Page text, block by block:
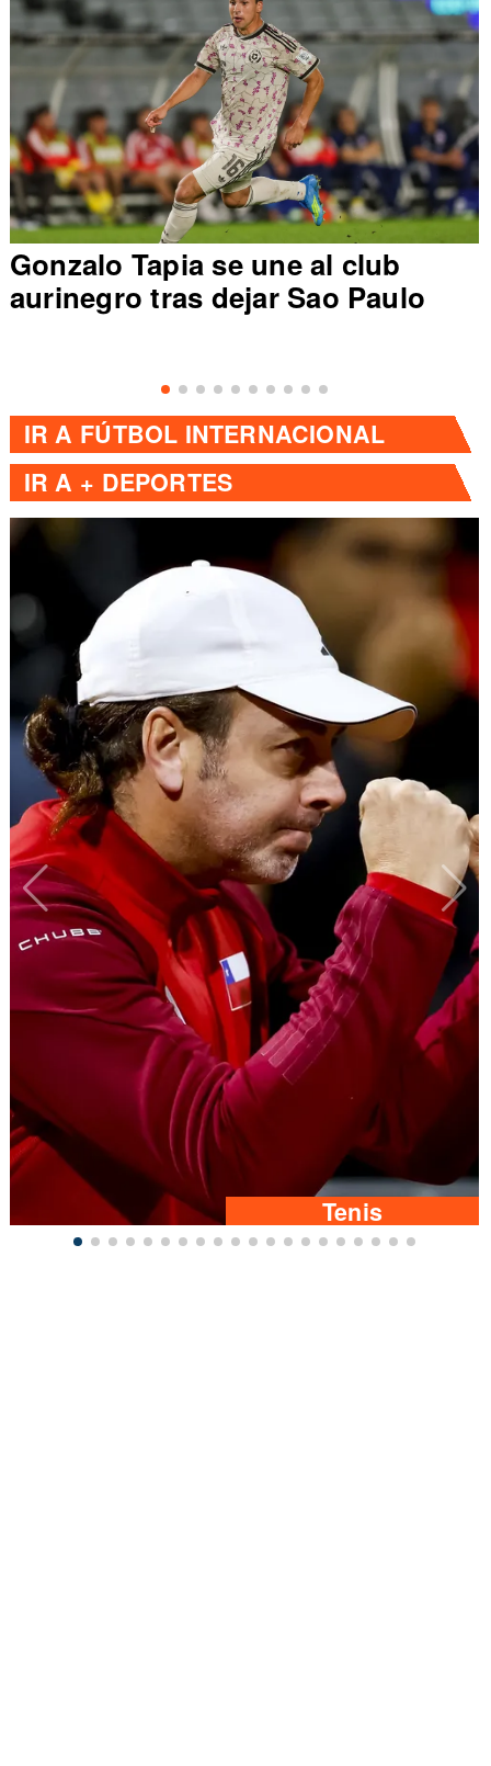
Gonzalo Tapia se une al club
aurinegro tras dejar Sao Paulo
IR A FÚTBOL INTERNACIONAL
IR A + DEPORTES
Tenis